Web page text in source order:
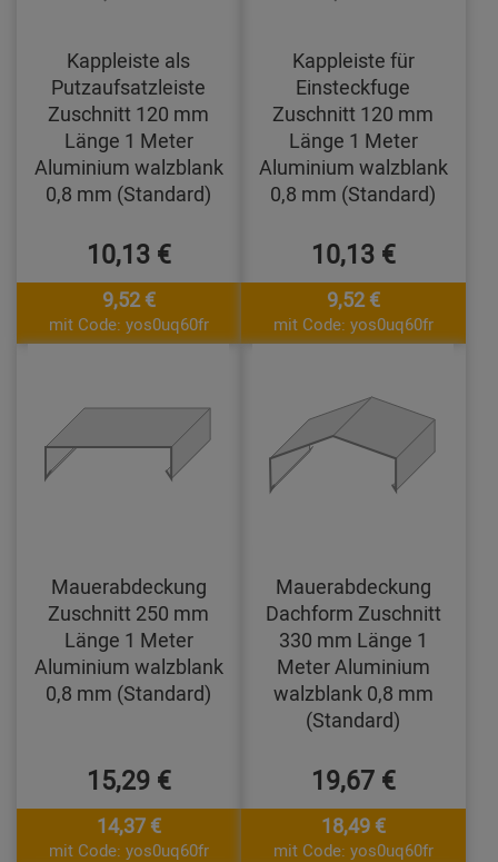
Kappleiste als
Putzaufsatzleiste
Zuschnitt 120 mm
Länge 1 Meter
Aluminium walzblank
0,8 mm (Standard)
10,13 €
9,52 €
mit Code: yos0uq60fr
Kappleiste für
Einsteckfuge
Zuschnitt 120 mm
Länge 1 Meter
Aluminium walzblank
0,8 mm (Standard)
10,13 €
9,52 €
mit Code: yos0uq60fr
Mauerabdeckung
Zuschnitt 250 mm
Länge 1 Meter
Aluminium walzblank
0,8 mm (Standard)
15,29 €
14,37 €
mit Code: yos0uq60fr
Mauerabdeckung
Dachform Zuschnitt
330 mm Länge 1
Meter Aluminium
walzblank 0,8 mm
(Standard)
19,67 €
18,49 €
mit Code: yos0uq60fr